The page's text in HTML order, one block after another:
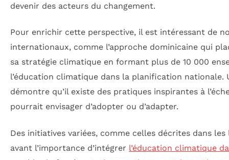
devenir des acteurs du changement.
Pour enrichir cette perspective, il est intéressant de
internationaux, comme l’approche dominicaine qui
sa stratégie climatique en formant plus de 10 000
l’éducation climatique dans la planification nationale.
démontre qu’il existe des pratiques inspirantes à
pourrait envisager d’adopter ou d’adapter.
Des initiatives variées, comme celles décrites dans
avant l’importance d’intégrer l’éducation climatique